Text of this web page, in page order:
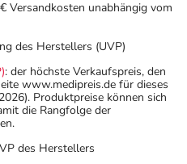
Versandkosten unabhängig vom
des Herstellers (UVP)
: der höchste Verkaufspreis, den
www.medipreis.de für dieses
Produktpreise können sich
die Rangfolge der
des Herstellers